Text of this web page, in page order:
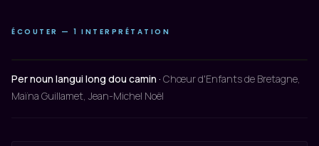
ÉCOUTER — 1 INTERPRÉTATION
Per noun langui long dou camin · Chœur d'Enfants de Bretagne,
Maïna Guillamet, Jean-Michel Noël